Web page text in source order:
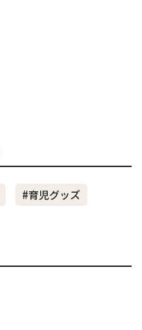
#育児グッズ